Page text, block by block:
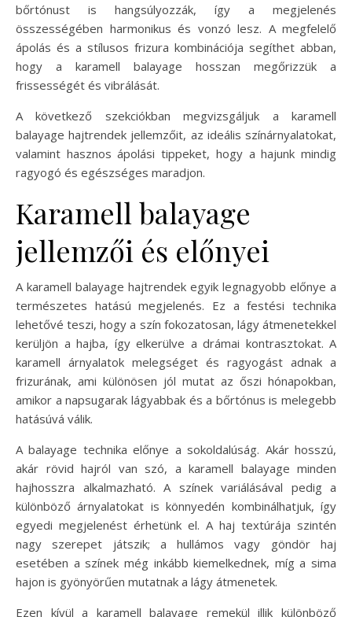
bőrtónust is hangsúlyozzák, így a megjelenés
összességében harmonikus és vonzó lesz. A megfelelő
ápolás és a stílusos frizura kombinációja segíthet abban,
hogy a karamell balayage hosszan megőrizzük a
frissességét és vibrálását.
A következő szekciókban megvizsgáljuk a karamell
balayage hajtrendek jellemzőit, az ideális színárnyalatokat,
valamint hasznos ápolási tippeket, hogy a hajunk mindig
ragyogó és egészséges maradjon.
Karamell balayage
jellemzői és előnyei
A karamell balayage hajtrendek egyik legnagyobb előnye a
természetes hatású megjelenés. Ez a festési technika
lehetővé teszi, hogy a szín fokozatosan, lágy átmenetekkel
kerüljön a hajba, így elkerülve a drámai kontrasztokat. A
karamell árnyalatok melegséget és ragyogást adnak a
frizurának, ami különösen jól mutat az őszi hónapokban,
amikor a napsugarak lágyabbak és a bőrtónus is melegebb
hatásúvá válik.
A balayage technika előnye a sokoldalúság. Akár hosszú,
akár rövid hajról van szó, a karamell balayage minden
hajhosszra alkalmazható. A színek variálásával pedig a
különböző árnyalatokat is könnyedén kombinálhatjuk, így
egyedi megjelenést érhetünk el. A haj textúrája szintén
nagy szerepet játszik; a hullámos vagy göndör haj
esetében a színek még inkább kiemelkednek, míg a sima
hajon is gyönyörűen mutatnak a lágy átmenetek.
Ezen kívül a karamell balayage remekül illik különböző